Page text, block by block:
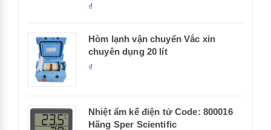
₫
Hòm lạnh vận chuyển Vắc xin
chuyên dụng 20 lít
₫
Nhiệt ẩm kế điện tử Code: 800016
Hãng Sper Scientific